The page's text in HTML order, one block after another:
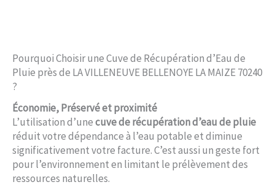
Pourquoi Choisir une Cuve de Récupération d’Eau de
Pluie près de LA VILLENEUVE BELLENOYE LA MAIZE 70240
?
Économie, Préservé et proximité
L’utilisation d’unecuve de récupération d’eau de pluie
réduit votre dépendance à l’eau potable et diminue
significativement votre facture. C’est aussi un geste fort
pour l’environnement en limitant le prélèvement des
ressources naturelles.